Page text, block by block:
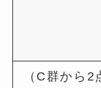
（C群から